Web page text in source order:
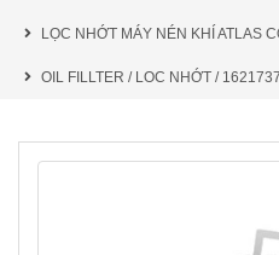
LỌC NHỚT MÁY NÉN KHÍ ATLAS
OIL FILLTER / LOC NHỚT /